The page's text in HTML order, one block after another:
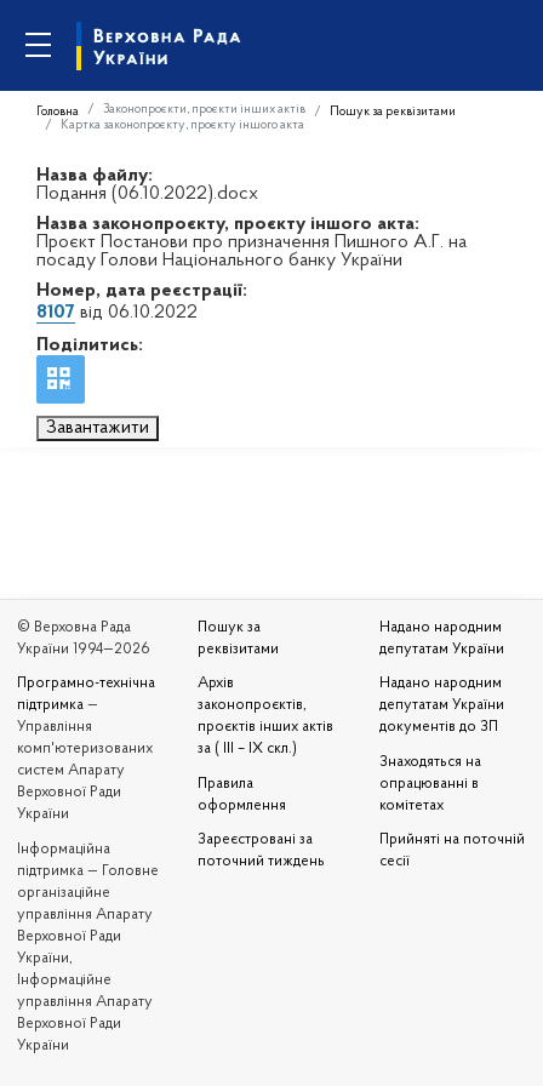
Головна Законопроєкти, проєкти інших актів
Пошук за реквізитами
Картка законопроєкту, проєкту іншого акта
Назва файлу:
Подання (06.10.2022).docx
Назва законопроєкту, проєкту іншого акта:
Проєкт Постанови про призначення Пишного А.Г. на
посаду Голови Національного банку України
Номер, дата реєстрації:
8107 від 06.10.2022
Поділитись:
Завантажити
© Верховна Рада
України 1994—2026
Програмно-технічна
підтримка —
Управління
комп'ютеризованих
систем Апарату
Верховної Ради
України
Iнформаційна
підтримка — Головне
організаційне
управління Апарату
Верховної Ради
України,
Інформаційне
управління Апарату
Верховної Ради
України
Пошук за
реквізитами
Архів
законопроєктів,
проєктів інших актів
за ( III – IX скл.)
Правила
оформлення
Зареєстровані за
поточний тиждень
Надано народним
депутатам України
Надано народним
депутатам України
документів до ЗП
Знаходяться на
опрацюванні в
комітетах
Прийняті на поточній
сесії